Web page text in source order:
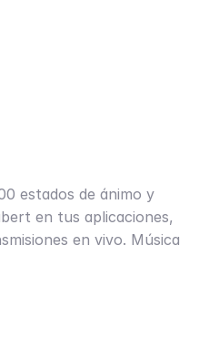
estados de ánimo y
en tus aplicaciones,
en vivo. Música